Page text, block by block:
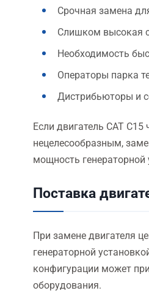
Срочная замена
Слишком высокая
Необходимость
Операторы парка
Дистрибьюторы и
Если двигатель CAT
нецелесообразным,
мощность генераторной
Поставка
При замене двигателя
генераторной
конфигурации может
оборудования.